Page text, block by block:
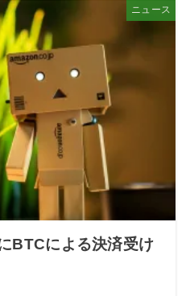
ニュース
BTCによる決済受け